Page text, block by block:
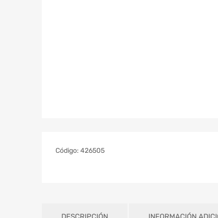
Código: 426505